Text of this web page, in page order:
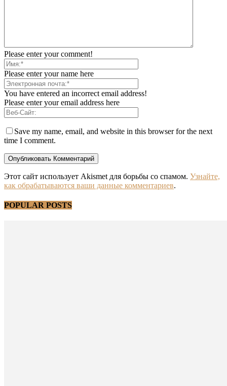
Please enter your comment!
Please enter your name here
You have entered an incorrect email address!
Please enter your email address here
Save my name, email, and website in this browser for the next
time I comment.
Этот сайт использует Akismet для борьбы со спамом. Узнайте,
как обрабатываются ваши данные комментариев.
POPULAR POSTS